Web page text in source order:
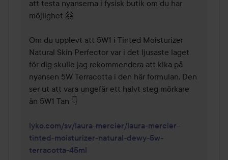
att testa nyanserna i fysisk butik om du har
möjlighet 🤗
Om du upplevt att 5W1 i Tinted Moisturizer
Natural Skin Perfector var i det ljusaste laget
för dig skulle jag rekommendera att kika på
nyansen 5W Terracotta i den här formulan. Den
ser ut att vara ungefär ett halvt steg mörkare
än 5W1 Tan 👇
lyko.com/sv/laura-mercier/laura-mercier-
tinted-moisturizer-natural-dewy-5w-
terracotta-45ml